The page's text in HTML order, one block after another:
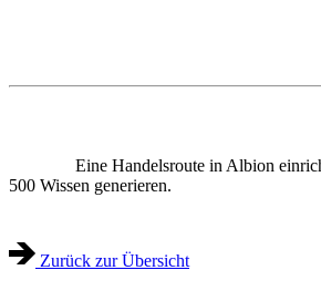
Eine Handelsroute in Albion
500 Wissen generieren.
Zurück zur Übersicht